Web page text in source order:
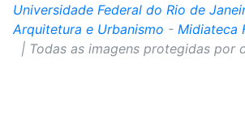
Universidade Federal do Rio de
Arquitetura e Urbanismo - Midiateca
| Todas as imagens protegidas por